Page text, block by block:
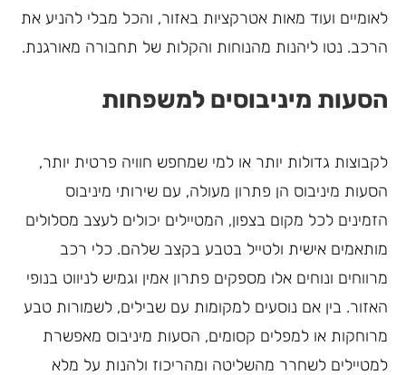
לאומיים ועוד מאות אטרקציות באזור, והכל מבלי להניע את
הרכב. נטו ליהנות מהנוחות והקלות של תחבורה מאורגנת.
הסעות מיניבוסים למשפחות
לקבוצות גדולות יותר או למי שמחפש חוויה פרטית יותר,
הסעות מיניבוס הן פתרון מעולה, עם שירותי מיניבוס
הזמינים לכל מקום בצפון, המטיילים יכולים לעצב מסלולים
מותאמים אישית ולטייל בטבע בקצב שלהם. כלי רכב
מרווחים ונוחים אלו מספקים פתרון אמין וגמיש לניווט בנופי
האזור. בין אם נוסעים למקומות עם שבילים, לשמורות טבע
מרוחקות או למפלים קסומים, הסעות מיניבוס מאפשרת
למטיילים לשחרר מהשליטה ומהריכוז ולהנות על מלא